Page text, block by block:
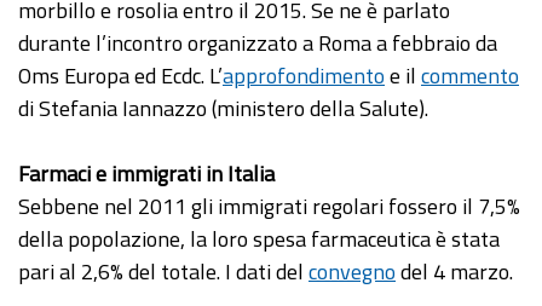
morbillo e rosolia entro il 2015. Se ne è parlato
durante l’incontro organizzato a Roma a febbraio da
Oms Europa ed Ecdc. L’approfondimentoe ilcommento
di Stefania Iannazzo (ministero della Salute).
Farmaci e immigrati in Italia
Sebbene nel 2011 gli immigrati regolari fossero il 7,5%
della popolazione, la loro spesa farmaceutica è stata
pari al 2,6% del totale. I dati delconvegnodel 4 marzo.